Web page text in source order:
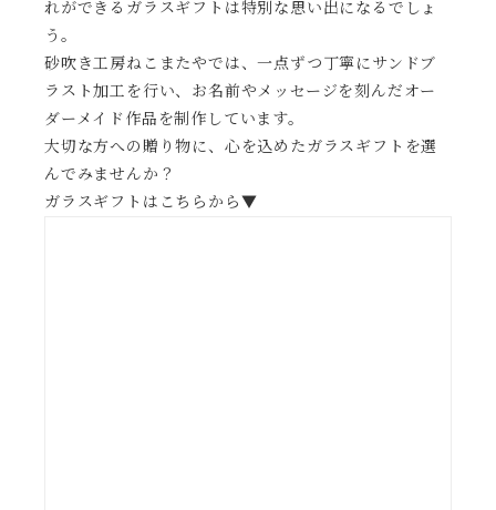
れができるガラスギフトは特別な思い出になるでしょ
う。
砂吹き工房ねこまたやでは、一点ずつ丁寧にサンドブ
ラスト加工を行い、お名前やメッセージを刻んだオー
ダーメイド作品を制作しています。
大切な方への贈り物に、心を込めたガラスギフトを選
んでみませんか？
ガラスギフトはこちらから▼